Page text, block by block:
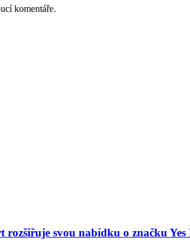
komentáře.
svou nabídku o značku Yes